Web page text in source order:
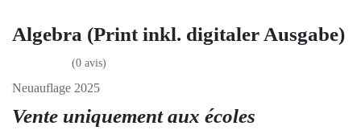
Algebra (Print inkl. digitaler Ausgabe)
(0 avis)
Neuauflage 2025
Vente uniquement aux écoles